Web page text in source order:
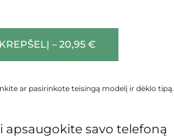
– 20,95 €
ar pasirinkote teisingą modelį ir dėklo tipą.
apsaugokite savo telefoną